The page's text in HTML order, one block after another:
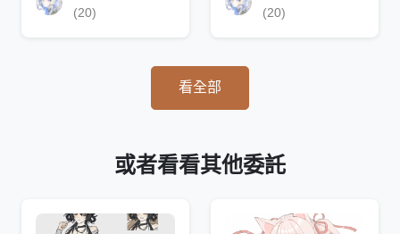
(20) (20)
看全部
或者看看其他委託